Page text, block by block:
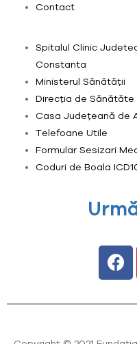
Contact
Spitalul Clinic
Constanta
Ministerul Sănătății
Direcția de Sănătăte
Casa Județeană de
Telefoane Utile
Formular Sesizari
Coduri de Boala